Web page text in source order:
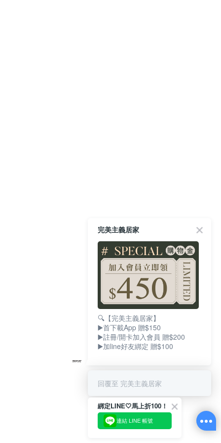
完美主義居家
🔍【完美主義居家】
▶️首下載App 贈$150
▶️註冊/開卡加入會員 贈$200
▶️加line好友綁定 贈$100
回覆至 完美主義居家
綁定LINE🤍馬上折100！
連結 LINE 帳號